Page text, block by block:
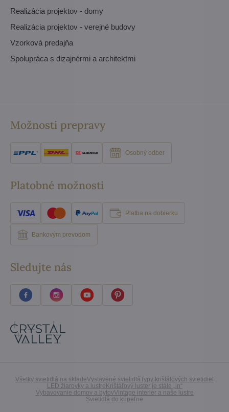
Realizácia projektov - domy
Realizácia projektov - verejné budovy
Vzorková predajňa
Spolupráca s dizajnérmi a architektmi
Možnosti prepravy
Osobný odber
Platobné možnosti
Platba na dobierku
Bankovým prevodom
Sledujte nás
Všetky svietidlá na skladeVystavené svietidláTypy krištálových svietidiel
LED žiarovky a lustreKrištáľový luster je stále „in“
Vybavovanie domov a bytovVintage interiér a naše lustre
Svietidlá do kúpeľne